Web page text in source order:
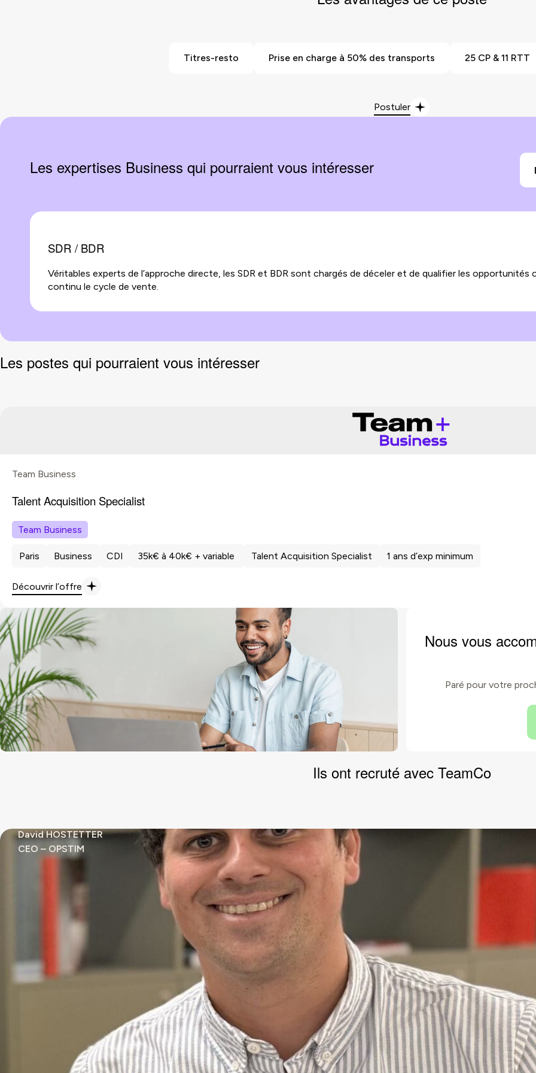
Titres-resto Prise en charge à 50% des transports 25 CP & 11 RTT
Postuler
Les expertises Business qui pourraient vous intéresser
SDR / BDR
Véritables experts de l’approche directe, les SDR et BDR sont chargés de déceler et de qualifier les
continu le cycle de vente.
Les postes qui pourraient vous intéresser
Team Business
Talent Acquisition Specialist
Team Business
Paris Business CDI 35k€ à 40k€ + variable Talent Acquisition Specialist 1 ans d’exp minimum
Découvrir l’offre
Nous vous
Paré pour votre
Ils ont recrutéavec TeamCo
David HOSTETTER
CEO – OPSTIM